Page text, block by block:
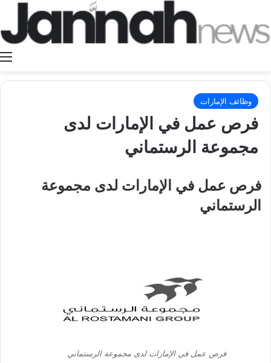
وظائف الإمارات
فرص عمل في الإمارات لدى
مجموعة الرستماني
فرص عمل في الإمارات لدى مجموعة
الرستماني
فرص عمل في الإمارات لدى مجموعة الرستماني